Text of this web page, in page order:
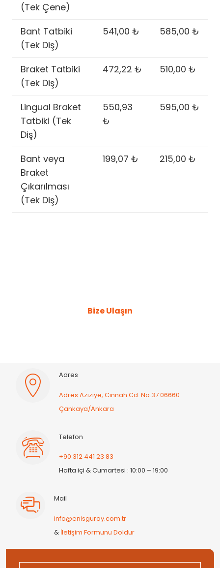
(Tek Çene)
Bant Tatbiki
(Tek Diş)
541,00 ₺ 585,00 ₺
Braket Tatbiki
(Tek Diş)
472,22 ₺ 510,00 ₺
Lingual Braket
Tatbiki (Tek
Diş)
550,93
₺
595,00 ₺
Bant veya
Braket
Çıkarılması
(Tek Diş)
199,07 ₺ 215,00 ₺
Bize Ulaşın
Adres
Adres Aziziye, Cinnah Cd. No:37 06660
Çankaya/Ankara
Telefon
+90 312 441 23 83
Hafta içi & Cumartesi : 10:00 – 19:00
Mail
info@enisguray.com.tr
& İletişim Formunu Doldur